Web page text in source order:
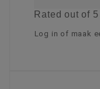
Ratedout of
Log in of maak